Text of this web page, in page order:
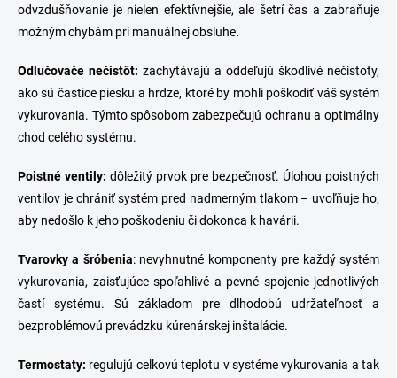
odvzdušňovanie je nielen efektívnejšie, ale šetrí čas a zabraňuje
možným chybám pri manuálnej obsluhe.
Odlučovače nečistôt: zachytávajú a oddeľujú škodlivé nečistoty,
ako sú častice piesku a hrdze, ktoré by mohli poškodiť váš systém
vykurovania. Týmto spôsobom zabezpečujú ochranu a optimálny
chod celého systému.
Poistné ventily: dôležitý prvok pre bezpečnosť. Úlohou poistných
ventilov je chrániť systém pred nadmerným tlakom – uvoľňuje ho,
aby nedošlo k jeho poškodeniu či dokonca k havárii.
Tvarovky a šróbenia: nevyhnutné komponenty pre každý systém
vykurovania, zaisťujúce spoľahlivé a pevné spojenie jednotlivých
častí systému. Sú základom pre dlhodobú udržateľnosť a
bezproblémovú prevádzku kúrenárskej inštalácie.
Termostaty: regulujú celkovú teplotu v systéme vykurovania a tak